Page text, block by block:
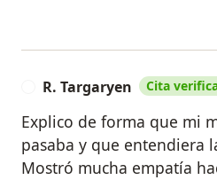
R. Targaryen Cita
Explico de forma que mi
pasaba y que entendiera
Mostró mucha empatía